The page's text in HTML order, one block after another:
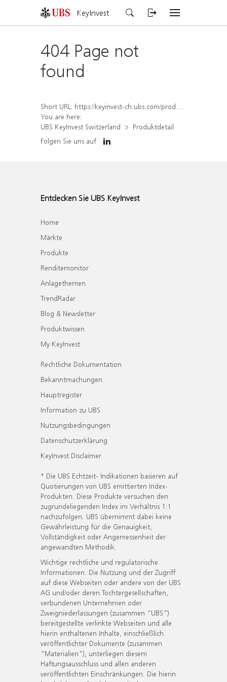
KeyInvest
404 Page not
found
Short URL: https://keyinvest-ch.ubs.com/produkt/detail/index/isin/CH1567050344
You are here:
UBS KeyInvest Switzerland
Produktdetail
Folgen Sie uns auf
Entdecken Sie UBS KeyInvest
Home
Märkte
Produkte
Renditemonitor
Anlagethemen
TrendRadar
Blog & Newsletter
Produktwissen
My KeyInvest
Rechtliche Dokumentation
Bekanntmachungen
Hauptregister
Information zu UBS
Nutzungsbedingungen
Datenschutzerklärung
KeyInvest Disclaimer
* Die UBS Echtzeit- Indikationen basieren auf
Quotierungen von UBS emittierten Index-
Produkten. Diese Produkte versuchen den
zugrundeliegenden Index im Verhältnis 1:1
nachzufolgen. UBS übernimmt dabei keine
Gewährleistung für die Genauigkeit,
Vollständigkeit oder Angemessenheit der
angewandten Methodik.
Wichtige rechtliche und regulatorische
Informationen. Die Nutzung und der Zugriff
auf diese Webseiten oder andere von der UBS
AG und/oder deren Tochtergesellschaften,
verbundenen Unternehmen oder
Zweigniederlassungen (zusammen "UBS")
bereitgestellte verlinkte Webseiten und alle
hierin enthaltenen Inhalte, einschließlich
veröffentlichter Dokumente (zusammen
"Materialien"), unterliegen diesem
Haftungsausschluss und allen anderen
veröffentlichten Einschränkungen. Die hierin